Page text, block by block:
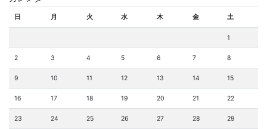
日 月 火 水 木 金 土
1
2 3 4 5 6 7 8
9 10 11 12 13 14 15
16 17 18 19 20 21 22
23 24 25 26 27 28 29